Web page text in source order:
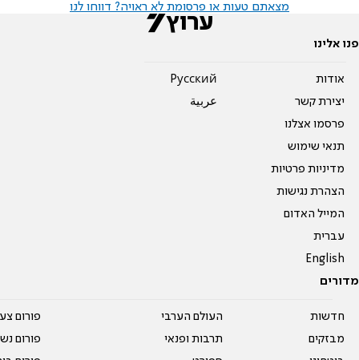
מצאתם טעות או פרסומת לא ראויה? דווחו לנו
פנו אלינו
אודות
יצירת קשר
פרסמו אצלנו
תנאי שימוש
מדיניות פרטיות
הצהרת נגישות
המייל האדום
עברית
English
Pусский
عربية
מדורים
חדשות
מבזקים
העולם הערבי
תרבות ופנאי
פורום
פורום